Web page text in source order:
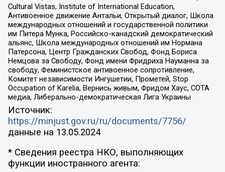
Cultural Vistas, Institute of International Education,
Антивоенное движение Антальи, Открытый диалог, Школа
международных отношений и государственной политики
им Питера Мунка, Российско-канадский демократический
альянс, Школа международных отношений им Нормана
Патерсона, Центр Гражданских Свобод, Фонд Бориса
Немцова за Свободу, Фонд имени Фридриха Науманна за
свободу, Феминистское антивоенное сопротивление,
Комитет независимости Ингушетии, Прометей, Stop
Occupation of Karelia, Вернись живым, Фридом Хаус, СОТА
медиа, Либерально-демократическая Лига Украины
Источник:
https://minjust.gov.ru/ru/documents/7756/
данные на 13.05.2024
* Сведения реестра НКО, выполняющих
функции иностранного агента: